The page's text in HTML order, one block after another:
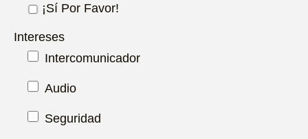
¡Sí Por Favor!
Intereses
Intercomunicador
Audio
Seguridad